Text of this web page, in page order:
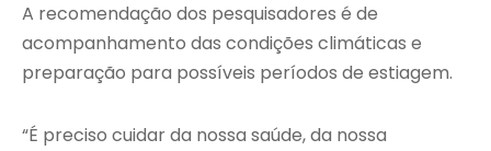
A recomendação dos pesquisadores é de
acompanhamento das condições climáticas e
preparação para possíveis períodos de estiagem.
“É preciso cuidar da nossa saúde, da nossa